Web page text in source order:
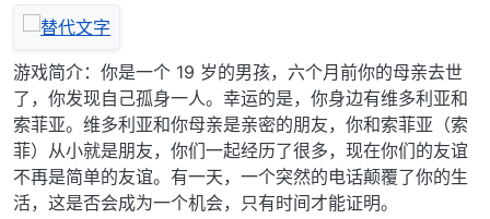
游戏简介：你是一个 19 岁的男孩，六个月前你的母亲去世
了，你发现自己孤身一人。幸运的是，你身边有维多利亚和
索菲亚。维多利亚和你母亲是亲密的朋友，你和索菲亚（索
菲）从小就是朋友，你们一起经历了很多，现在你们的友谊
不再是简单的友谊。有一天，一个突然的电话颠覆了你的生
活，这是否会成为一个机会，只有时间才能证明。